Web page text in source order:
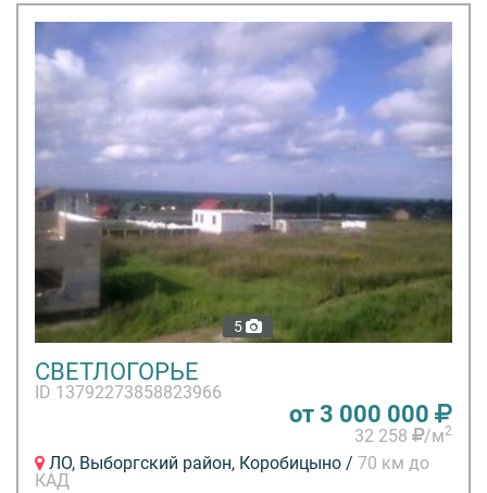
5
СВЕТЛОГОРЬЕ
ID 13792273858823966
от 3 000 000
32 258 /м2
ЛО, Выборгский район, Коробицыно / 70 км до
КАД